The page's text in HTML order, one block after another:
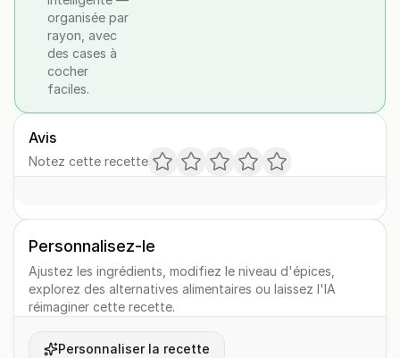
organisée par
rayon, avec
des cases à
cocher
faciles.
Avis
Notez cette recette
Personnalisez-le
Ajustez les ingrédients, modifiez le niveau d'épices,
explorez des alternatives alimentaires ou laissez l'IA
réimaginer cette recette.
Personnaliser la recette